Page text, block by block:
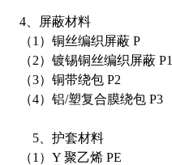
4、屏蔽材料
（1）铜丝编织屏蔽 P
（2）镀锡铜丝编织屏蔽 P1
（3）铜带绕包 P2
（4）铝/塑复合膜绕包 P3
5、护套材料
（1）Y 聚乙烯 PE